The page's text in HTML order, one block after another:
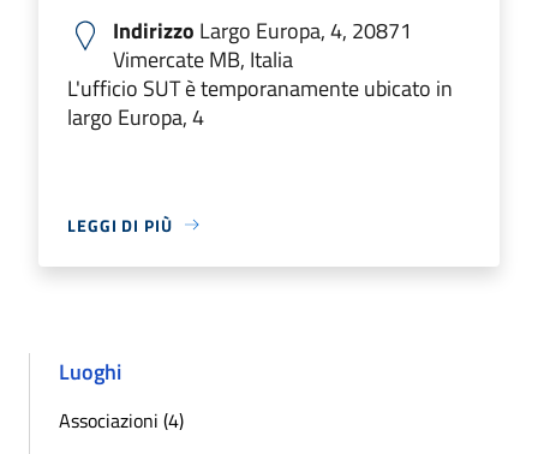
Indirizzo Largo Europa, 4, 20871
Vimercate MB, Italia
L'ufficio SUT è temporanamente ubicato in
largo Europa, 4
LEGGI DI PIÙ
Luoghi
Associazioni (4)